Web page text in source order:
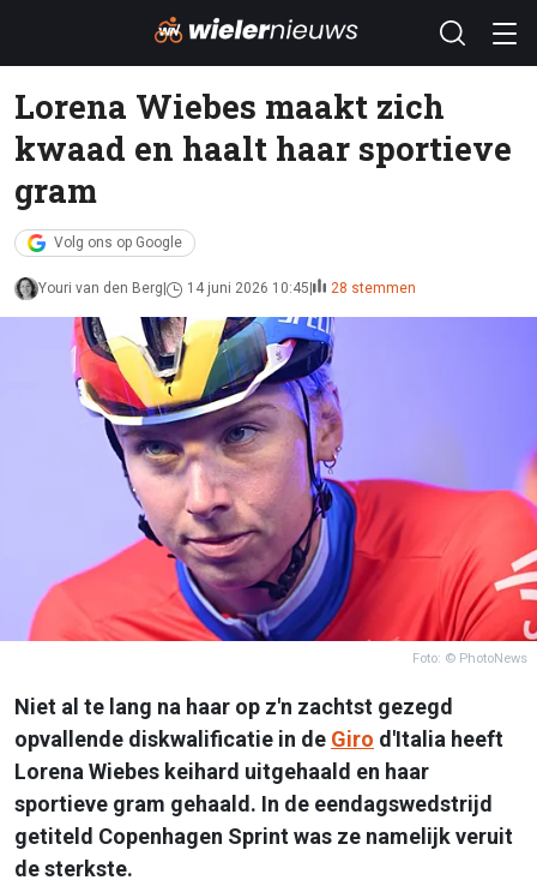
Lorena Wiebes maakt zich
kwaad en haalt haar sportieve
gram
Volg ons op Google
Youri van den Berg 14 juni 2026 10:45 28 stemmen
Foto: © PhotoNews
Niet al te lang na haar op z'n zachtst gezegd
opvallende diskwalificatie in de Giro d'Italia heeft
Lorena Wiebes keihard uitgehaald en haar
sportieve gram gehaald. In de eendagswedstrijd
getiteld Copenhagen Sprint was ze namelijk veruit
de sterkste.